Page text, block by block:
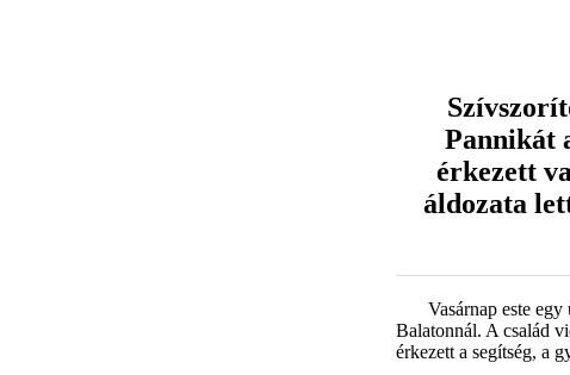
Pannikát
érkezett
áldozata
Vasárnap este
Balatonnál. A család
érkezett a segítség, a